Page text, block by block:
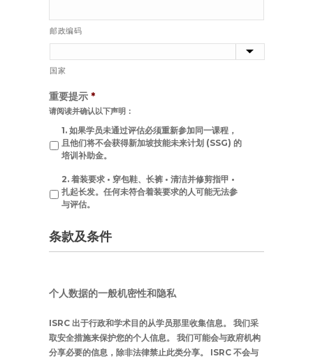
邮政编码
国家
重要提示 *
请阅读并确认以下声明：
1. 如果学员未通过评估必须重新参加同一课程，
且他们将不会获得新加坡技能未来计划 (SSG) 的
培训补助金。
2. 着装要求 • 穿包鞋、长裤 • 清洁并修剪指甲 •
扎起长发。任何未符合着装要求的人可能无法参
与评估。
条款及条件
个人数据的一般机密性和隐私
ISRC 出于行政和学术目的从学员那里收集信息。 我们采
取安全措施来保护您的个人信息。 我们可能会与政府机构
分享必要的信息，除非法律禁止此类分享。 ISRC 不会与